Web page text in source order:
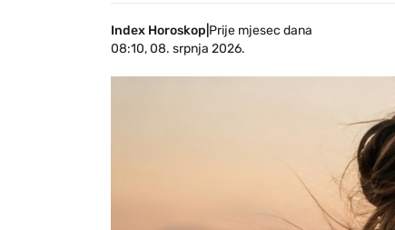
Index Horoskop
Prije mjesec dana
08:10, 08. srpnja 2026.